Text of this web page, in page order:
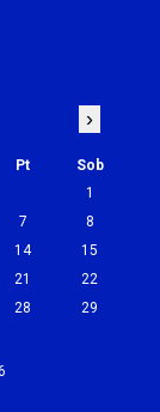
›
Pt
Sob
1
7
8
14
15
21
22
28
29